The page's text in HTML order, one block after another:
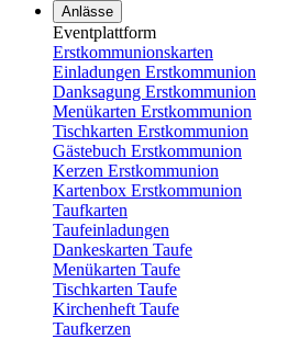
Anlässe
Eventplattform
Erstkommunionskarten
Einladungen Erstkommunion
Danksagung Erstkommunion
Menükarten Erstkommunion
Tischkarten Erstkommunion
Gästebuch Erstkommunion
Kerzen Erstkommunion
Kartenbox Erstkommunion
Taufkarten
Taufeinladungen
Dankeskarten Taufe
Menükarten Taufe
Tischkarten Taufe
Kirchenheft Taufe
Taufkerzen